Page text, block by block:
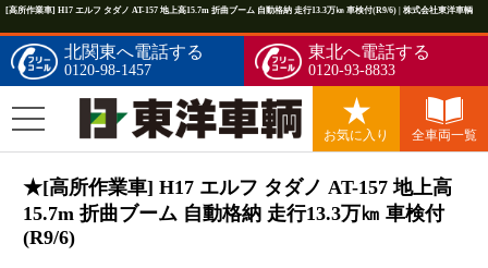
[高所作業車] H17 エルフ タダノ AT-157 地上高15.7m 折曲ブーム 自動格納 走行13.3万㎞ 車検付(R9/6) | 株式会社東洋車輌
北関東へ電話する
0120-98-1457
東北へ電話する
0120-93-8833
お気に入り 全車両一覧
★[高所作業車] H17 エルフ タダノ AT-157 地上高
15.7m 折曲ブーム 自動格納 走行13.3万㎞ 車検付
(R9/6)